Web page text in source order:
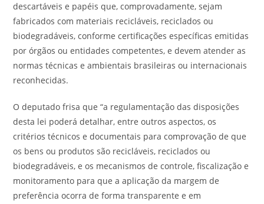
descartáveis e papéis que, comprovadamente, sejam
fabricados com materiais recicláveis, reciclados ou
biodegradáveis, conforme certificações específicas emitidas
por órgãos ou entidades competentes, e devem atender as
normas técnicas e ambientais brasileiras ou internacionais
reconhecidas.
O deputado frisa que “a regulamentação das disposições
desta lei poderá detalhar, entre outros aspectos, os
critérios técnicos e documentais para comprovação de que
os bens ou produtos são recicláveis, reciclados ou
biodegradáveis, e os mecanismos de controle, fiscalização e
monitoramento para que a aplicação da margem de
preferência ocorra de forma transparente e em